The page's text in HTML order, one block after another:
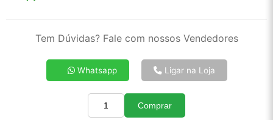
2x de R$ 53,06
4x de R$ 26,92
5x de R$ 21,68
Tem Dúvidas? Fale com nossos Vendedores
Whatsapp Ligar na Loja
Quantidade
Comprar